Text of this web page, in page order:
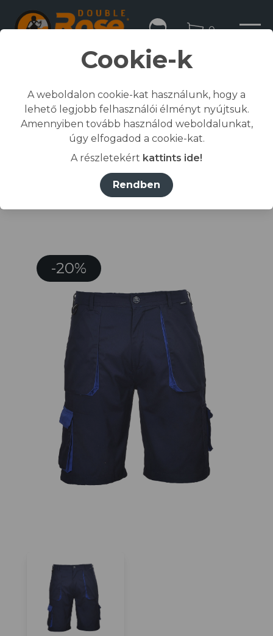
0
Kezdőlap
Összes termék
Munkaruházat
Portwest Texo rövidnadrág tengerészkék XS
-20%
Cookie-k
A weboldalon cookie-kat használunk, hogy a
lehető legjobb felhasználói élményt nyújtsuk.
Amennyiben tovább használod weboldalunkat,
úgy elfogadod a cookie-kat.
A részletekért kattints ide!
Rendben